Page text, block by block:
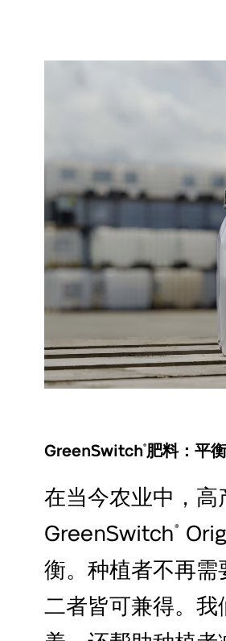
GreenSwitch® 肥料：平
在当今农业中，
GreenSwitch®
衡。种植者不再
二者皆可兼得。